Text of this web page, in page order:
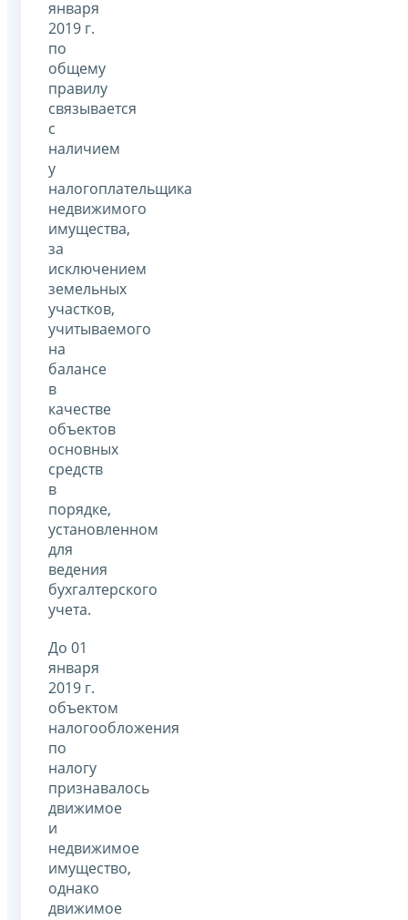
января
2019 г.
по
общему
правилу
связывается
с
наличием
у
налогоплательщика
недвижимого
имущества,
за
исключением
земельных
участков,
учитываемого
на
балансе
в
качестве
объектов
основных
средств
в
порядке,
установленном
для
ведения
бухгалтерского
учета.
До 01
января
2019 г.
объектом
налогообложения
по
налогу
признавалось
движимое
и
недвижимое
имущество,
однако
движимое